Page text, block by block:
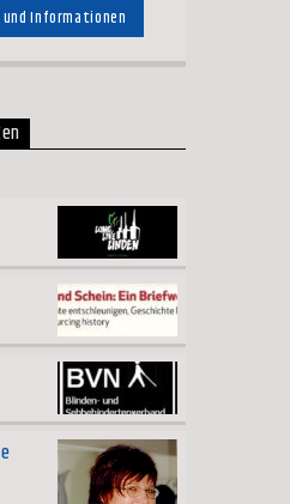
Informationen